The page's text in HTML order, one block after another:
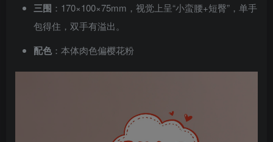
三围 ：170×100×75mm，视觉上呈“小蛮腰+短臀”，单手
包得住，双手有溢出。
配色：本体肉色偏樱花粉